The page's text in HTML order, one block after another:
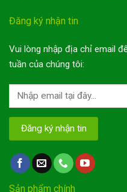
Đăng ký nhận tin
Vui lòng nhập địa chỉ email
tuần của chúng tôi:
Sản phẩm chính